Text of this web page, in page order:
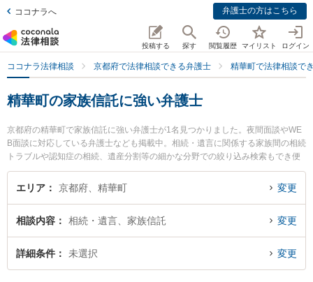
ココナラへ 弁護士の方はこちら
投稿する 探す 閲覧履歴 マイリスト ログイン
ココナラ法律相談 京都府で法律相談できる弁護士 精華町で法律相談で
精華町の家族信託に強い弁護士
京都府の精華町で家族信託に強い弁護士が1名見つかりました。夜間面談やWE
B面談に対応している弁護士なども掲載中。相続・遺言に関係する家族間の相続
トラブルや認知症の相続、遺産分割等の細かな分野での絞り込み検索もでき便
利です。特にやまなみ法律事務所の橘 英樹弁護士のプロフィール情報や弁護士
費用、強みなどが注目されています。『精華町で土日や夜間に発生した家族信
きる精華町内の弁護士に相談予約したい』などでお困りの相談者さんにおすす
めです。
エリア 京都府、精華町 変更
相談内容 相続・遺言、家族信託 変更
詳細条件 未選択 変更